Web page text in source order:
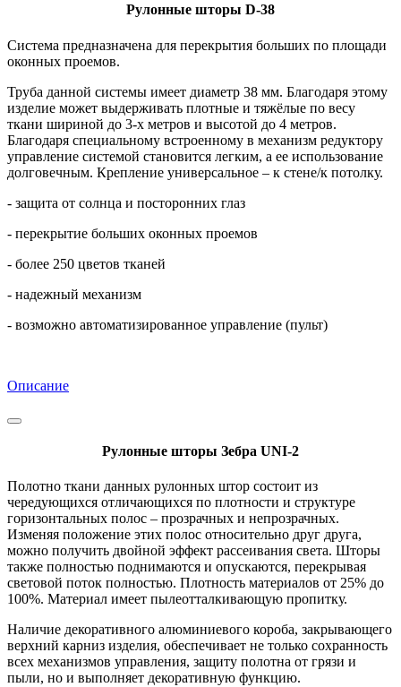
Рулонные шторы D-38
Система предназначена для перекрытия больших по площади
оконных проемов.
Труба данной системы имеет диаметр 38 мм. Благодаря этому
изделие может выдерживать плотные и тяжёлые по весу
ткани шириной до 3-х метров и высотой до 4 метров.
Благодаря специальному встроенному в механизм редуктору
управление системой становится легким, а ее использование
долговечным. Крепление универсальное – к стене/к потолку.
- защита от солнца и посторонних глаз
- перекрытие больших оконных проемов
- более 250 цветов тканей
- надежный механизм
- возможно автоматизированное управление (пульт)
Описание
Рулонные шторы Зебра UNI-2
Полотно ткани данных рулонных штор состоит из
чередующихся отличающихся по плотности и структуре
горизонтальных полос – прозрачных и непрозрачных.
Изменяя положение этих полос относительно друг друга,
можно получить двойной эффект рассеивания света. Шторы
также полностью поднимаются и опускаются, перекрывая
световой поток полностью. Плотность материалов от 25% до
100%. Материал имеет пылеотталкивающую пропитку.
Наличие декоративного алюминиевого короба, закрывающего
верхний карниз изделия, обеспечивает не только сохранность
всех механизмов управления, защиту полотна от грязи и
пыли, но и выполняет декоративную функцию.